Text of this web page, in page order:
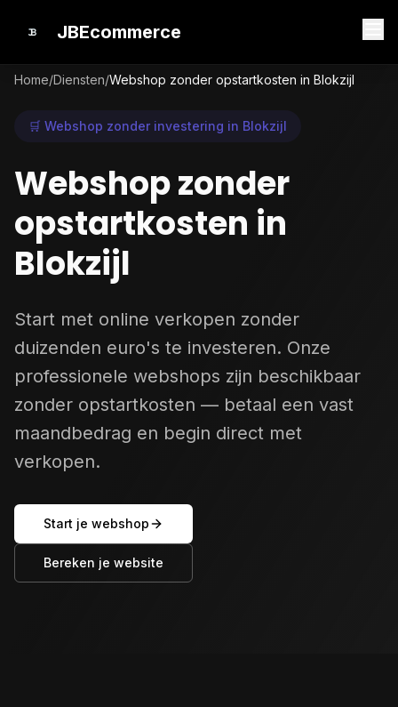
JBEcommerce
Home/Diensten/Webshop zonder opstartkosten in Blokzijl
🛒 Webshop zonder investering in Blokzijl
Webshop zonder
opstartkosten in
Blokzijl
Start met online verkopen zonder
duizenden euro's te investeren. Onze
professionele webshops zijn beschikbaar
zonder opstartkosten — betaal een vast
maandbedrag en begin direct met
verkopen.
Start je webshop
Bereken je website